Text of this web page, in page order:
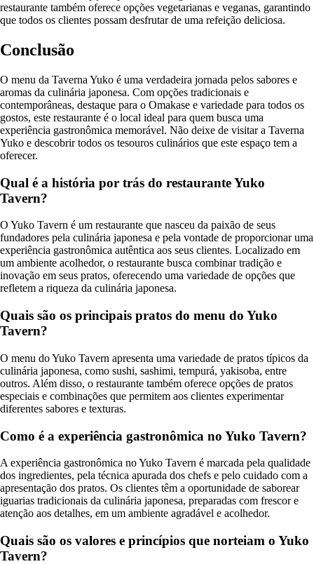
restaurante também oferece opções vegetarianas e veganas, garantindo
que todos os clientes possam desfrutar de uma refeição deliciosa.
Conclusão
O menu da Taverna Yuko é uma verdadeira jornada pelos sabores e
aromas da culinária japonesa. Com opções tradicionais e
contemporâneas, destaque para o Omakase e variedade para todos os
gostos, este restaurante é o local ideal para quem busca uma
experiência gastronômica memorável. Não deixe de visitar a Taverna
Yuko e descobrir todos os tesouros culinários que este espaço tem a
oferecer.
Qual é a história por trás do restaurante Yuko
Tavern?
O Yuko Tavern é um restaurante que nasceu da paixão de seus
fundadores pela culinária japonesa e pela vontade de proporcionar uma
experiência gastronômica autêntica aos seus clientes. Localizado em
um ambiente acolhedor, o restaurante busca combinar tradição e
inovação em seus pratos, oferecendo uma variedade de opções que
refletem a riqueza da culinária japonesa.
Quais são os principais pratos do menu do Yuko
Tavern?
O menu do Yuko Tavern apresenta uma variedade de pratos típicos da
culinária japonesa, como sushi, sashimi, tempurá, yakisoba, entre
outros. Além disso, o restaurante também oferece opções de pratos
especiais e combinações que permitem aos clientes experimentar
diferentes sabores e texturas.
Como é a experiência gastronômica no Yuko Tavern?
A experiência gastronômica no Yuko Tavern é marcada pela qualidade
dos ingredientes, pela técnica apurada dos chefs e pelo cuidado com a
apresentação dos pratos. Os clientes têm a oportunidade de saborear
iguarias tradicionais da culinária japonesa, preparadas com frescor e
atenção aos detalhes, em um ambiente agradável e acolhedor.
Quais são os valores e princípios que norteiam o Yuko
Tavern?